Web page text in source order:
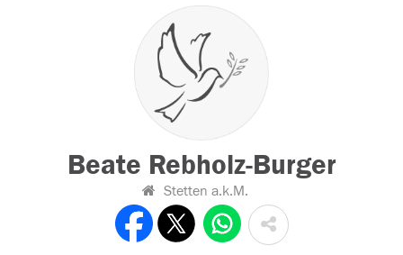
Beate Rebholz-Burger
Stetten a.k.M.